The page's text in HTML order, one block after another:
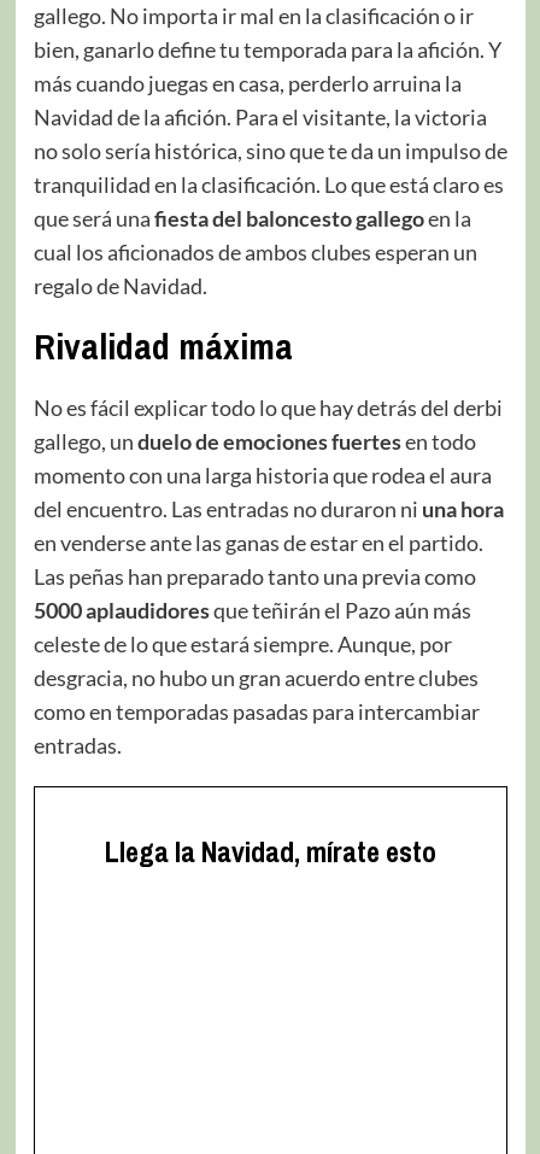
gallego. No importa ir mal en la clasificación o ir
bien, ganarlo define tu temporada para la afición. Y
más cuando juegas en casa, perderlo arruina la
Navidad de la afición. Para el visitante, la victoria
no solo sería histórica, sino que te da un impulso de
tranquilidad en la clasificación. Lo que está claro es
que será unafiesta del baloncesto gallegoen la
cual los aficionados de ambos clubes esperan un
regalo de Navidad.
Rivalidad máxima
No es fácil explicar todo lo que hay detrás del derbi
gallego, unduelo de emociones fuertesen todo
momento con una larga historia que rodea el aura
del encuentro. Las entradas no duraron ni una hora
en venderse ante las ganas de estar en el partido.
Las peñas han preparado tanto una previa como
5000 aplaudidoresque teñirán el Pazo aún más
celeste de lo que estará siempre. Aunque, por
desgracia, no hubo un gran acuerdo entre clubes
como en temporadas pasadas para intercambiar
entradas.
Llega la Navidad, mírate esto